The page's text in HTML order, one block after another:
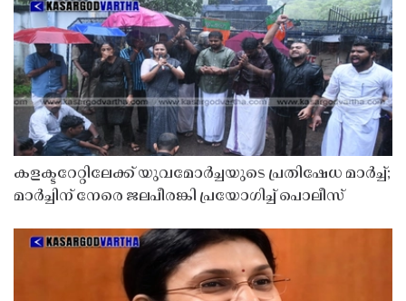
കളക്ടറേറ്റിലേക്ക് യുവമോർച്ചയുടെ പ്രതിഷേധ മാർച്ച്;
മാർച്ചിന് നേരെ ജലപീരങ്കി പ്രയോഗിച്ച് പൊലീസ്